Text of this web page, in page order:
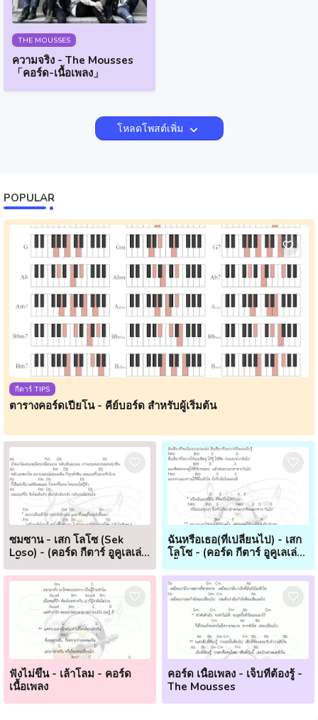
THE MOUSSES
ความจริง - The Mousses
「คอร์ด-เนื้อเพลง」
โหลดโพสต์เพิ่ม
POPULAR
กีตาร์ TIPS
ตารางคอร์ดเปียโน - คีย์บอร์ด สำหรับผู้เริ่มต้น
ซมซาน - เสก โลโซ (Sek
Loso) - (คอร์ด กีตาร์ อูคูเลเล่
ฉันหรือเธอ(ที่เปลี่ยนไป) - เสก
โลโซ - (คอร์ด กีตาร์ อูคูเลเล่
ฟังไม่ขึ้น - เล้าโลม - คอร์ด
เนื้อเพลง
คอร์ด เนื้อเพลง - เจ็บที่ต้องรู้ -
The Mousses